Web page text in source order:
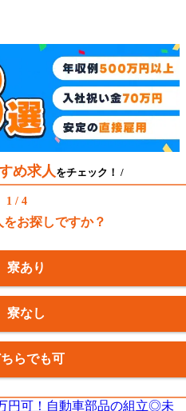
め求人をチェック！ /
1 / 4
お探しですか？
寮あり
寮なし
らでも可